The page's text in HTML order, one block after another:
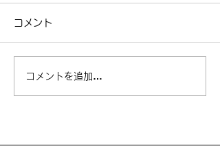
NCロードスターの車検
コメント
コメントを追加…